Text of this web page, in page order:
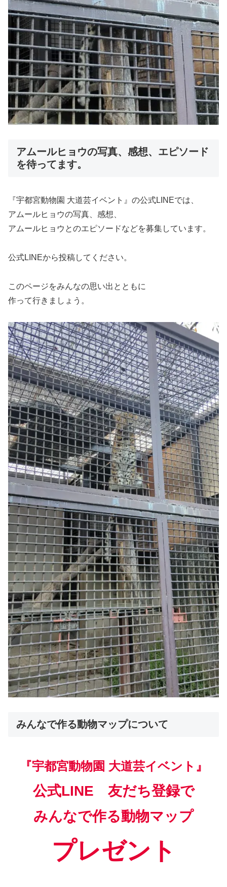
アムールヒョウの写真、感想、エピソード
を待ってます。
『宇都宮動物園 大道芸イベント』の公式LINEでは、
アムールヒョウの写真、感想、
アムールヒョウとのエピソードなどを募集しています。
公式LINEから投稿してください。
このページをみんなの思い出とともに
作って行きましょう。
みんなで作る動物マップについて
『宇都宮動物園 大道芸イベント』
公式LINE 友だち登録で
みんなで作る動物マップ
プレゼント